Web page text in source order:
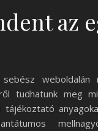
az
weboldalán
tudhatunk meg
tájékoztató